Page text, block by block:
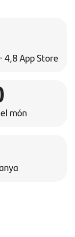
4,8 App Store
món